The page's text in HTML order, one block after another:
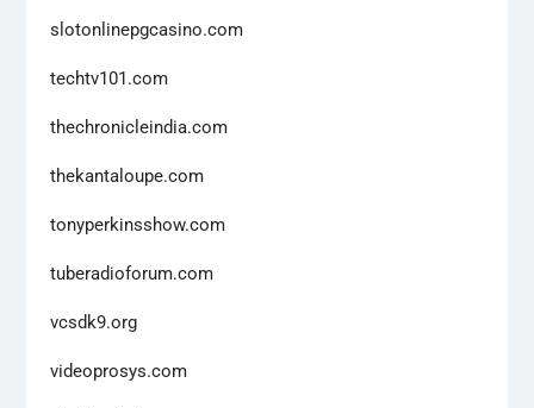
slotonlinepgcasino.com
techtv101.com
thechronicleindia.com
thekantaloupe.com
tonyperkinsshow.com
tuberadioforum.com
vcsdk9.org
videoprosys.com